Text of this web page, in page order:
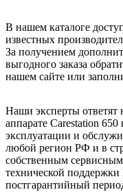
В нашем каталоге
известных
За получением
выгодного заказа
нашем сайте или
Наши эксперты
аппарате Carestation
эксплуатации и
любой регион РФ и в
собственным
технической
постгарантийный